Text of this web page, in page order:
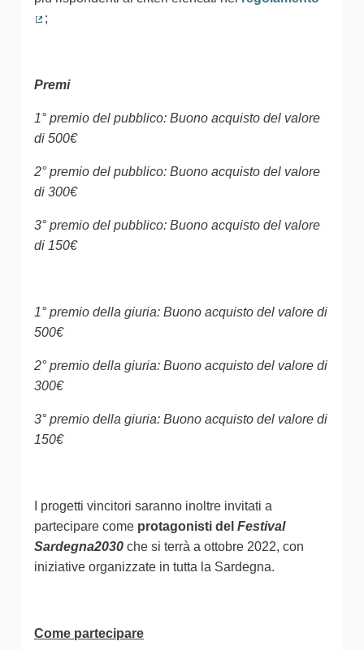
;
Premi
1° premio del pubblico: Buono acquisto del valore
di 500€
2° premio del pubblico: Buono acquisto del valore
di 300€
3° premio del pubblico: Buono acquisto del valore
di 150€
1° premio della giuria: Buono acquisto del valore di
500€
2° premio della giuria: Buono acquisto del valore di
300€
3° premio della giuria: Buono acquisto del valore di
150€
I progetti vincitori saranno inoltre invitati a
partecipare come protagonisti del Festival
Sardegna2030 che si terrà a ottobre 2022, con
iniziative organizzate in tutta la Sardegna.
Come partecipare